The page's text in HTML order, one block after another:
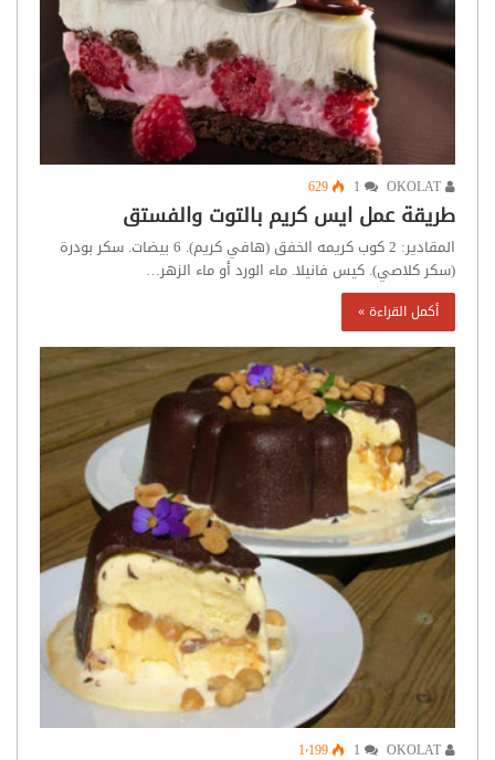
629
طريقة عمل ايس كريم بالتوت والفستق
المقادير: 2 كوب كريمه الخفق (هافي كريم). 6 بيضات. سكر بودرة
(سكر كلاصي). كيس فانيلا. ماء الورد أو ماء الزهر…
أكمل القراءة »
1٬199